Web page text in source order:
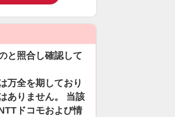
と照合し確認して
万全を期しており
ありません。 当該
ドコモおよび情